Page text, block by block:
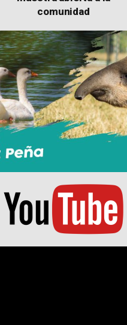
comunidad